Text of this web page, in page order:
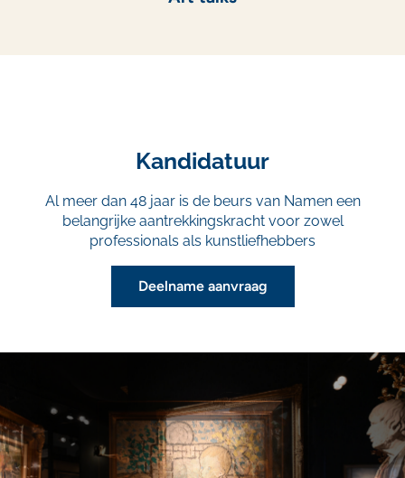
Kandidatuur
Al meer dan 48 jaar is de beurs van Namen een
belangrijke aantrekkingskracht voor zowel
professionals als kunstliefhebbers
Deelname aanvraag